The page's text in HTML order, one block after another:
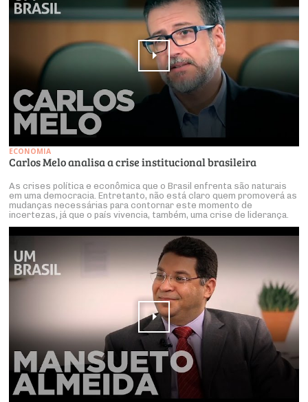
ECONOMIA
Carlos Melo analisa a crise institucional brasileira
As crises política e econômica que o Brasil enfrenta são naturais
em uma democracia. Entretanto, não está claro quem promoverá as
mudanças necessárias para contornar este momento de
incertezas, já que o país vivencia, também, uma crise de liderança.